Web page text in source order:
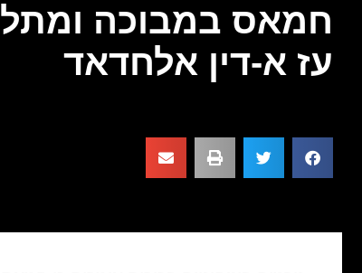
חמאס במבוכה
עז א-דין אלחדאד